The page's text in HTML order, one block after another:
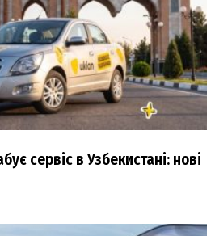
сервіс в Узбекистані: нові